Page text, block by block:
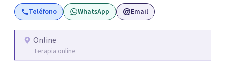
Teléfono WhatsApp Email
Online
Terapia online